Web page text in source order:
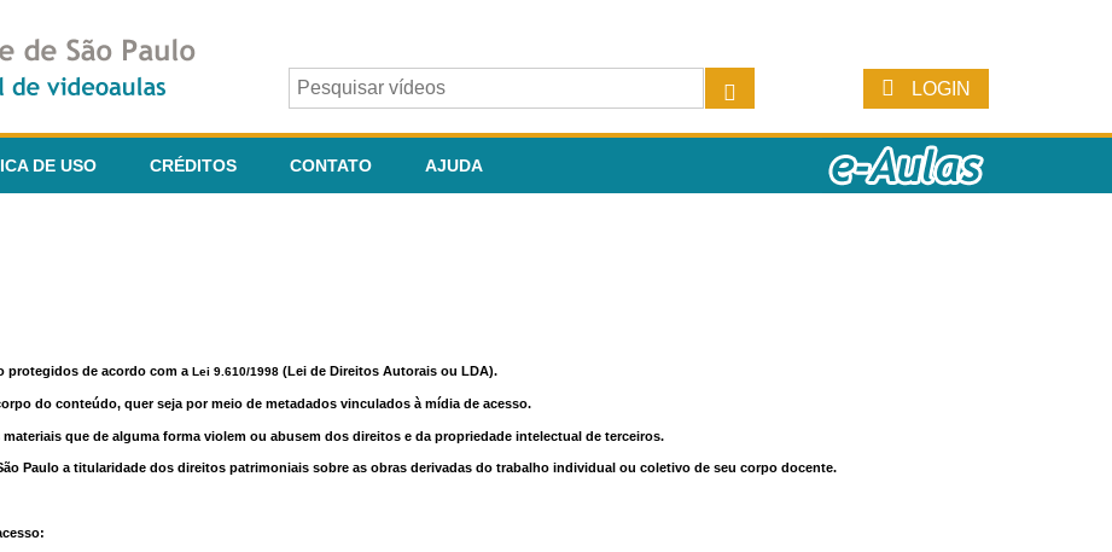
LOGIN
DE USO CRÉDITOS CONTATO AJUDA
protegidos de acordo com a Lei 9.610/1998 (Lei de Direitos Autorais ou LDA).
do conteúdo, quer seja por meio de metadados vinculados à mídia de acesso.
que de alguma forma violem ou abusem dos direitos e da propriedade intelectual de terceiros.
Paulo a titularidade dos direitos patrimoniais sobre as obras derivadas do trabalho individual ou coletivo de seu corpo docente.